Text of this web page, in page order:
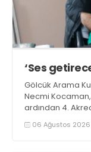
‘Ses
Gölcük Arama
Necmi
ardından 4.
bulundu.
06 Ağustos 2026